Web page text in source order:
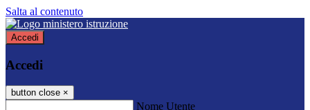
Salta al contenuto
Accedi
Accedi
button close ×
Nome Utente